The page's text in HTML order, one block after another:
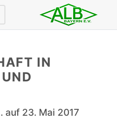
IN
23. Mai 2017